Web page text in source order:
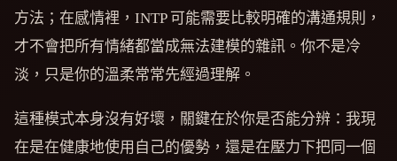
方法；在感情裡，INTP 可能需要比較明確的溝通規則，
才不會把所有情緒都當成無法建模的雜訊。你不是冷
淡，只是你的溫柔常常先經過理解。
這種模式本身沒有好壞，關鍵在於你是否能分辨：我現
在是在健康地使用自己的優勢，還是在壓力下把同一個